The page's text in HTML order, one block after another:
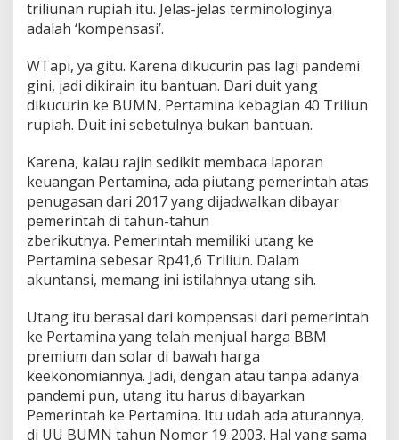
triliunan rupiah itu. Jelas-jelas terminologinya
adalah ‘kompensasi’.
WTapi, ya gitu. Karena dikucurin pas lagi pandemi
gini, jadi dikirain itu bantuan. Dari duit yang
dikucurin ke BUMN, Pertamina kebagian 40 Triliun
rupiah. Duit ini sebetulnya bukan bantuan.
Karena, kalau rajin sedikit membaca laporan
keuangan Pertamina, ada piutang pemerintah atas
penugasan dari 2017 yang dijadwalkan dibayar
pemerintah di tahun-tahun
zberikutnya. Pemerintah memiliki utang ke
Pertamina sebesar Rp41,6 Triliun. Dalam
akuntansi, memang ini istilahnya utang sih.
Utang itu berasal dari kompensasi dari pemerintah
ke Pertamina yang telah menjual harga BBM
premium dan solar di bawah harga
keekonomiannya. Jadi, dengan atau tanpa adanya
pandemi pun, utang itu harus dibayarkan
Pemerintah ke Pertamina. Itu udah ada aturannya,
di UU BUMN tahun Nomor 19 2003. Hal yang sama